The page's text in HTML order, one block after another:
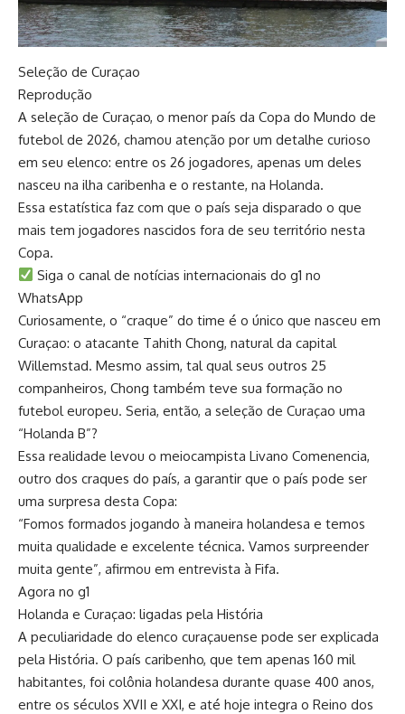
Seleção de Curaçao
Reprodução
A seleção de Curaçao, o menor país da Copa do Mundo de
futebol de 2026, chamou atenção por um detalhe curioso
em seu elenco: entre os 26 jogadores, apenas um deles
nasceu na ilha caribenha e o restante, na Holanda.
Essa estatística faz com que o país seja disparado o que
mais tem jogadores nascidos fora de seu território nesta
Copa.
Siga o canal de notícias internacionais do g1 no
WhatsApp
Curiosamente, o “craque” do time é o único que nasceu em
Curaçao: o atacante Tahith Chong, natural da capital
Willemstad. Mesmo assim, tal qual seus outros 25
companheiros, Chong também teve sua formação no
futebol europeu. Seria, então, a seleção de Curaçao uma
“Holanda B”?
Essa realidade levou o meiocampista Livano Comenencia,
outro dos craques do país, a garantir que o país pode ser
uma surpresa desta Copa:
“Fomos formados jogando à maneira holandesa e temos
muita qualidade e excelente técnica. Vamos surpreender
muita gente”, afirmou em entrevista à Fifa.
Agora no g1
Holanda e Curaçao: ligadas pela História
A peculiaridade do elenco curaçauense pode ser explicada
pela História. O país caribenho, que tem apenas 160 mil
habitantes, foi colônia holandesa durante quase 400 anos,
entre os séculos XVII e XXI, e até hoje integra o Reino dos